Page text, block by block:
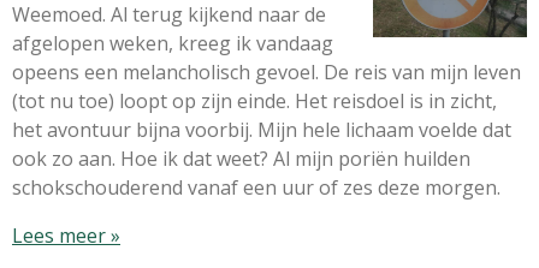
Weemoed. Al terug kijkend naar de
afgelopen weken, kreeg ik vandaag
opeens een melancholisch gevoel. De reis van mijn leven
(tot nu toe) loopt op zijn einde. Het reisdoel is in zicht,
het avontuur bijna voorbij. Mijn hele lichaam voelde dat
ook zo aan. Hoe ik dat weet? Al mijn poriën huilden
schokschouderend vanaf een uur of zes deze morgen.
Lees meer »